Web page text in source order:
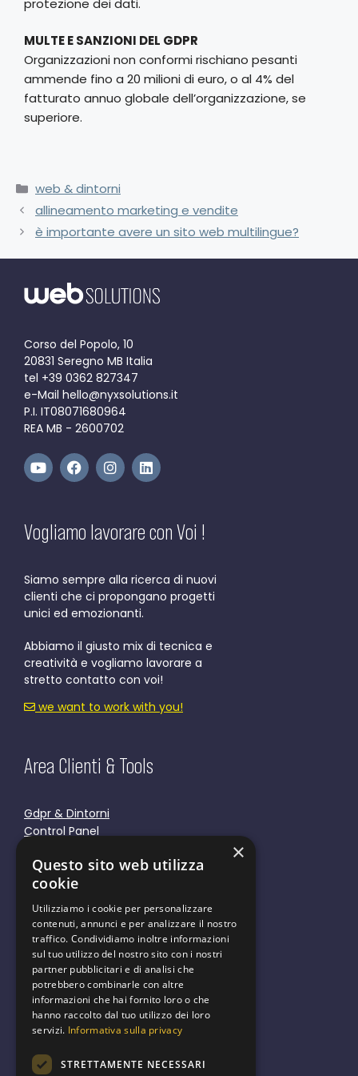
protezione dei dati.
MULTE E SANZIONI DEL GDPR
Organizzazioni non conformi rischiano pesanti
ammende fino a 20 milioni di euro, o al 4% del
fatturato annuo globale dell’organizzazione, se
superiore.
web & dintorni
allineamento marketing e vendite
è importante avere un sito web multilingue?
Corso del Popolo, 10
20831 Seregno MB Italia
tel +39 0362 827347
e-Mail hello@nyxsolutions.it
P.I. IT08071680964
REA MB - 2600702
Vogliamo lavorare con Voi !
Siamo sempre alla ricerca di nuovi
clienti che ci propongano progetti
unici ed emozionanti.
Abbiamo il giusto mix di tecnica e
creatività e vogliamo lavorare a
stretto contatto con voi!
we want to work with you!
Area Clienti & Tools
Gdpr & Dintorni
Control Panel
Cookie Policy
Privacy Policy
We are green
×
Questo sito web utilizza
cookie
Utilizziamo i cookie per personalizzare
contenuti, annunci e per analizzare il nostro
traffico. Condividiamo inoltre informazioni
sul tuo utilizzo del nostro sito con i nostri
partner pubblicitari e di analisi che
potrebbero combinarle con altre
informazioni che hai fornito loro o che
hanno raccolto dal tuo utilizzo dei loro
servizi. Informativa sulla privacy
STRETTAMENTE NECESSARI